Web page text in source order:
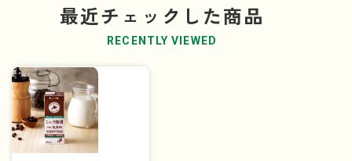
最近チェックした商品
RECENTLY VIEWED